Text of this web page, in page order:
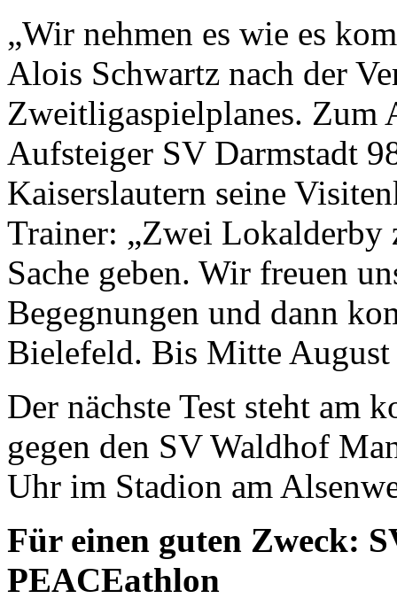
„Wir nehmen es wie es
Alois Schwartz nach der
Zweitligaspielplanes. Zum
Aufsteiger SV Darmstadt
Kaiserslautern seine
Trainer: „Zwei Lokalderby
Sache geben. Wir freuen
Begegnungen und dann
Bielefeld. Bis Mitte August
Der nächste Test steht am
gegen den SV Waldhof
Uhr im Stadion am
Für einen guten Zweck:
PEACEathlon